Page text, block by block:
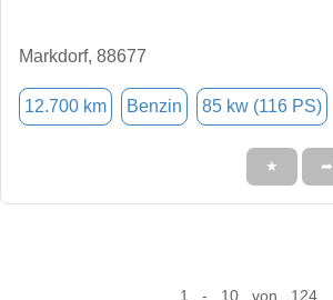
Markdorf, 88677
12.700 km Benzin 85 kw (116 PS)
★ ➦
1 - 10 von 124